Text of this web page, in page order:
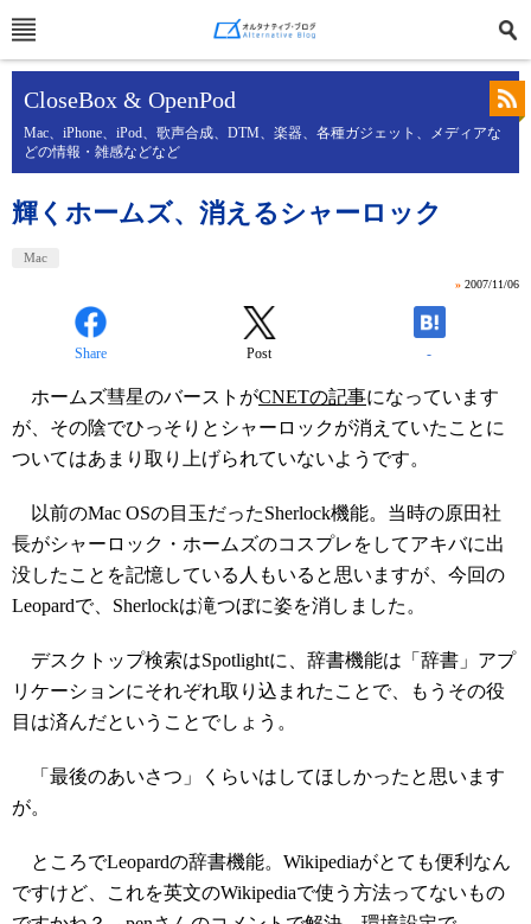
CloseBox & OpenPod
Mac、iPhone、iPod、歌声合成、DTM、楽器、各種ガジェット、メディアな
どの情報・雑感などなど
輝くホームズ、消えるシャーロック
Mac
» 2007/11/06
Share Post -
ホームズ彗星のバーストがCNETの記事になっています
が、その陰でひっそりとシャーロックが消えていたことに
ついてはあまり取り上げられていないようです。
以前のMac OSの目玉だったSherlock機能。当時の原田社
長がシャーロック・ホームズのコスプレをしてアキバに出
没したことを記憶している人もいると思いますが、今回の
Leopardで、Sherlockは滝つぼに姿を消しました。
デスクトップ検索はSpotlightに、辞書機能は「辞書」アプ
リケーションにそれぞれ取り込まれたことで、もうその役
目は済んだということでしょう。
「最後のあいさつ」くらいはしてほしかったと思います
が。
ところでLeopardの辞書機能。Wikipediaがとても便利なん
ですけど、これを英文のWikipediaで使う方法ってないもの